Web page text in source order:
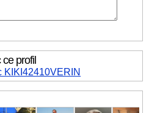
profil
KIKI42410VERIN